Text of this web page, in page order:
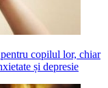
copilul lor, chiar
și depresie